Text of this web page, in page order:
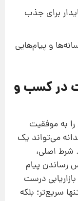
برای جذب
و پیام‌هایی
در کسب و
به موفقیت
می‌تواند یک
اصلی،
پیام
درست
سریع‌تر؛ بلکه